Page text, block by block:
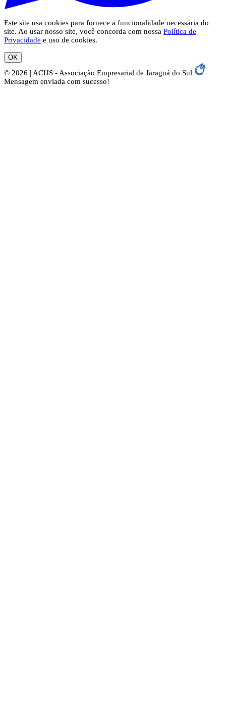
Este site usa cookies para fornece a funcionalidade necessária do
site. Ao usar nosso site, você concorda com nossa Política de
Privacidade e uso de cookies.
OK
© 2026 | ACIJS - Associação Empresarial de Jaraguá do Sul
Mensagem enviada com sucesso!